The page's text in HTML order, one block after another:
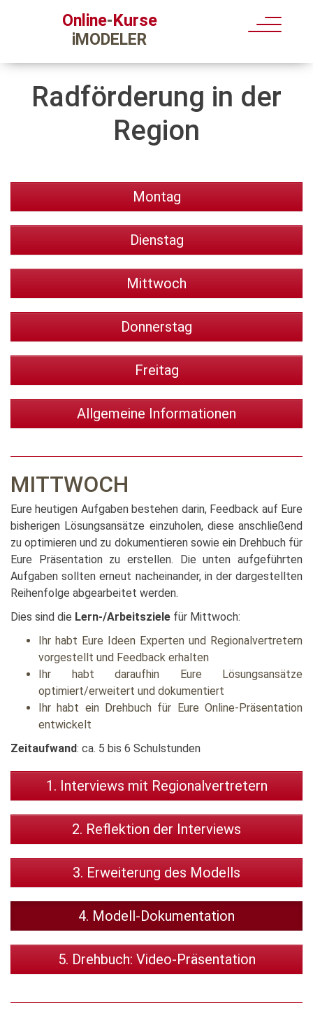
Online-Kurse
iMODELER
Radförderung in der
Region
Montag
Dienstag
Mittwoch
Donnerstag
Freitag
Allgemeine Informationen
MITTWOCH
Eure heutigen Aufgaben bestehen darin, Feedback auf Eure
bisherigen Lösungsansätze einzuholen, diese anschließend
zu optimieren und zu dokumentieren sowie ein Drehbuch für
Eure Präsentation zu erstellen. Die unten aufgeführten
Aufgaben sollten erneut nacheinander, in der dargestellten
Reihenfolge abgearbeitet werden.
Dies sind die Lern-/Arbeitsziele für Mittwoch:
Ihr habt Eure Ideen Experten und Regionalvertretern
vorgestellt und Feedback erhalten
Ihr habt daraufhin Eure Lösungsansätze
optimiert/erweitert und dokumentiert
Ihr habt ein Drehbuch für Eure Online-Präsentation
entwickelt
Zeitaufwand: ca. 5 bis 6 Schulstunden
1. Interviews mit Regionalvertretern
2. Reflektion der Interviews
3. Erweiterung des Modells
4. Modell-Dokumentation
5. Drehbuch: Video-Präsentation